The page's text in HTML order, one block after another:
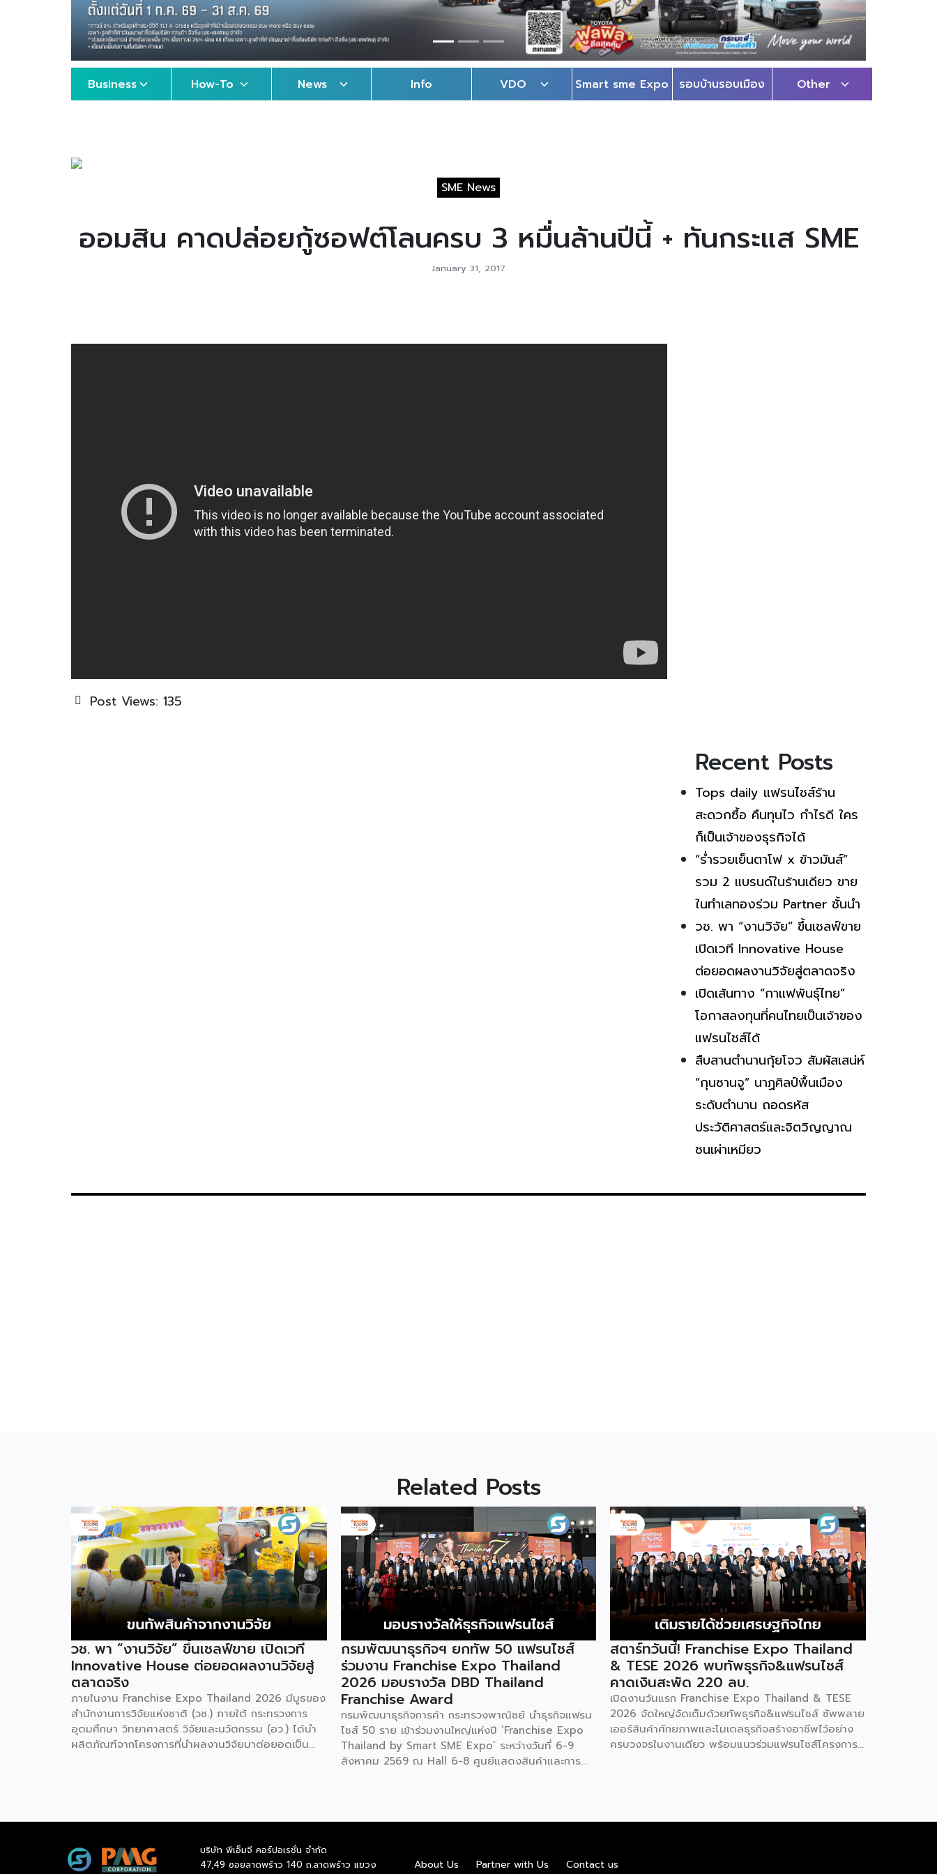
Business How-To News Info VDO Smart sme Expo รอบบ้านรอบเมือง Other
SME News
ออมสิน คาดปล่อยกู้ซอฟต์โลนครบ 3 หมื่นล้านปีนี้ + ทันกระแส SME
January 31, 2017
Post Views: 135
Recent Posts
Tops daily แฟรนไชส์ร้าน
สะดวกซื้อ คืนทุนไว กำไรดี ใคร
ก็เป็นเจ้าของธุรกิจได้
“ร่ำรวยเย็นตาโฟ x ข้าวมันส์”
รวม 2 แบรนด์ในร้านเดียว ขาย
ในทำเลทองร่วม Partner ชั้นนำ
วช. พา “งานวิจัย” ขึ้นเชลฟ์ขาย
เปิดเวที Innovative House
ต่อยอดผลงานวิจัยสู่ตลาดจริง
เปิดเส้นทาง “กาแฟพันธุ์ไทย”
โอกาสลงทุนที่คนไทยเป็นเจ้าของ
แฟรนไชส์ได้
สืบสานตำนานกุ้ยโจว สัมผัสเสน่ห์
“กุนซานจู” นาฏศิลป์พื้นเมือง
ระดับตำนาน ถอดรหัส
ประวัติศาสตร์และจิตวิญญาณ
ชนเผ่าเหมียว
Related Posts
วช. พา “งานวิจัย” ขึ้นเชลฟ์ขาย เปิดเวที
Innovative House ต่อยอดผลงานวิจัยสู่
ตลาดจริง
ภายในงาน Franchise Expo Thailand 2026 มีบูธของ
สำนักงานการวิจัยแห่งชาติ (วช.) ภายใต้ กระทรวงการ
อุดมศึกษา วิทยาศาสตร์ วิจัยและนวัตกรรม (อว.) ได้นำ
ผลิตภัณฑ์จากโครงการที่นำผลงานวิจัยมาต่อยอดเป็น
อาวุโส แน่นอนว่านี่เป็นหน่วยงานผู้อยู่เบื้องหลังงานวิจัย
ในบูธครั้งนี้เป็นส่วนหนึ่งของทุนที่ วช. สนับสนุนภายใต้ชุด
โครงการ Innovative House ซึ่งมีเป้าหมายชัดเจน คือ
กรมพัฒนาธุรกิจฯ ยกทัพ 50 แฟรนไชส์
ร่วมงาน Franchise Expo Thailand
2026 มอบรางวัล DBD Thailand
Franchise Award
กรมพัฒนาธุรกิจการค้า กระทรวงพาณิชย์ นำธุรกิจแฟรน
ไชส์ 50 ราย เข้าร่วมงานใหญ่แห่งปี ‘Franchise Expo
Thailand by Smart SME Expo’ ระหว่างวันที่ 6-9
สิงหาคม 2569 ณ Hall 6-8 ศูนย์แสดงสินค้าและการ
รมฯ นายพูนพงษ์ นัยนาภากรณ์ อธิบดีกรมพัฒนา
สมาร์ท เอสเอ็มอี เอ็กซ์โป (Franchise Expo Thailand
สตาร์ทวันนี้! Franchise Expo Thailand
& TESE 2026 พบทัพธุรกิจ&แฟรนไชส์
คาดเงินสะพัด 220 ลบ.
เปิดงานวันแรก Franchise Expo Thailand & TESE
2026 จัดใหญ่จัดเต็มด้วยทัพธุรกิจ&แฟรนไชส์ ซัพพลาย
เออร์สินค้าศักยภาพและโมเดลธุรกิจสร้างอาชีพไว้อย่าง
ครบวงจรในงานเดียว พร้อมแนวร่วมแฟรนไชส์โครงการ
ในงานด้วยสินเชื่อ และทำเลทองทั่วประเทศ พร้อมเสวนา
6-9 สิงหาคมนี้ ที่ฮอลล์ 6-8 อิมแพ็คเมืองทองธานี
บริษัท พีเอ็มจี คอร์ปอเรชั่น จำกัด
47,49 ซอยลาดพร้าว 140 ถ.ลาดพร้าว แขวง
About Us Partner with Us Contact us